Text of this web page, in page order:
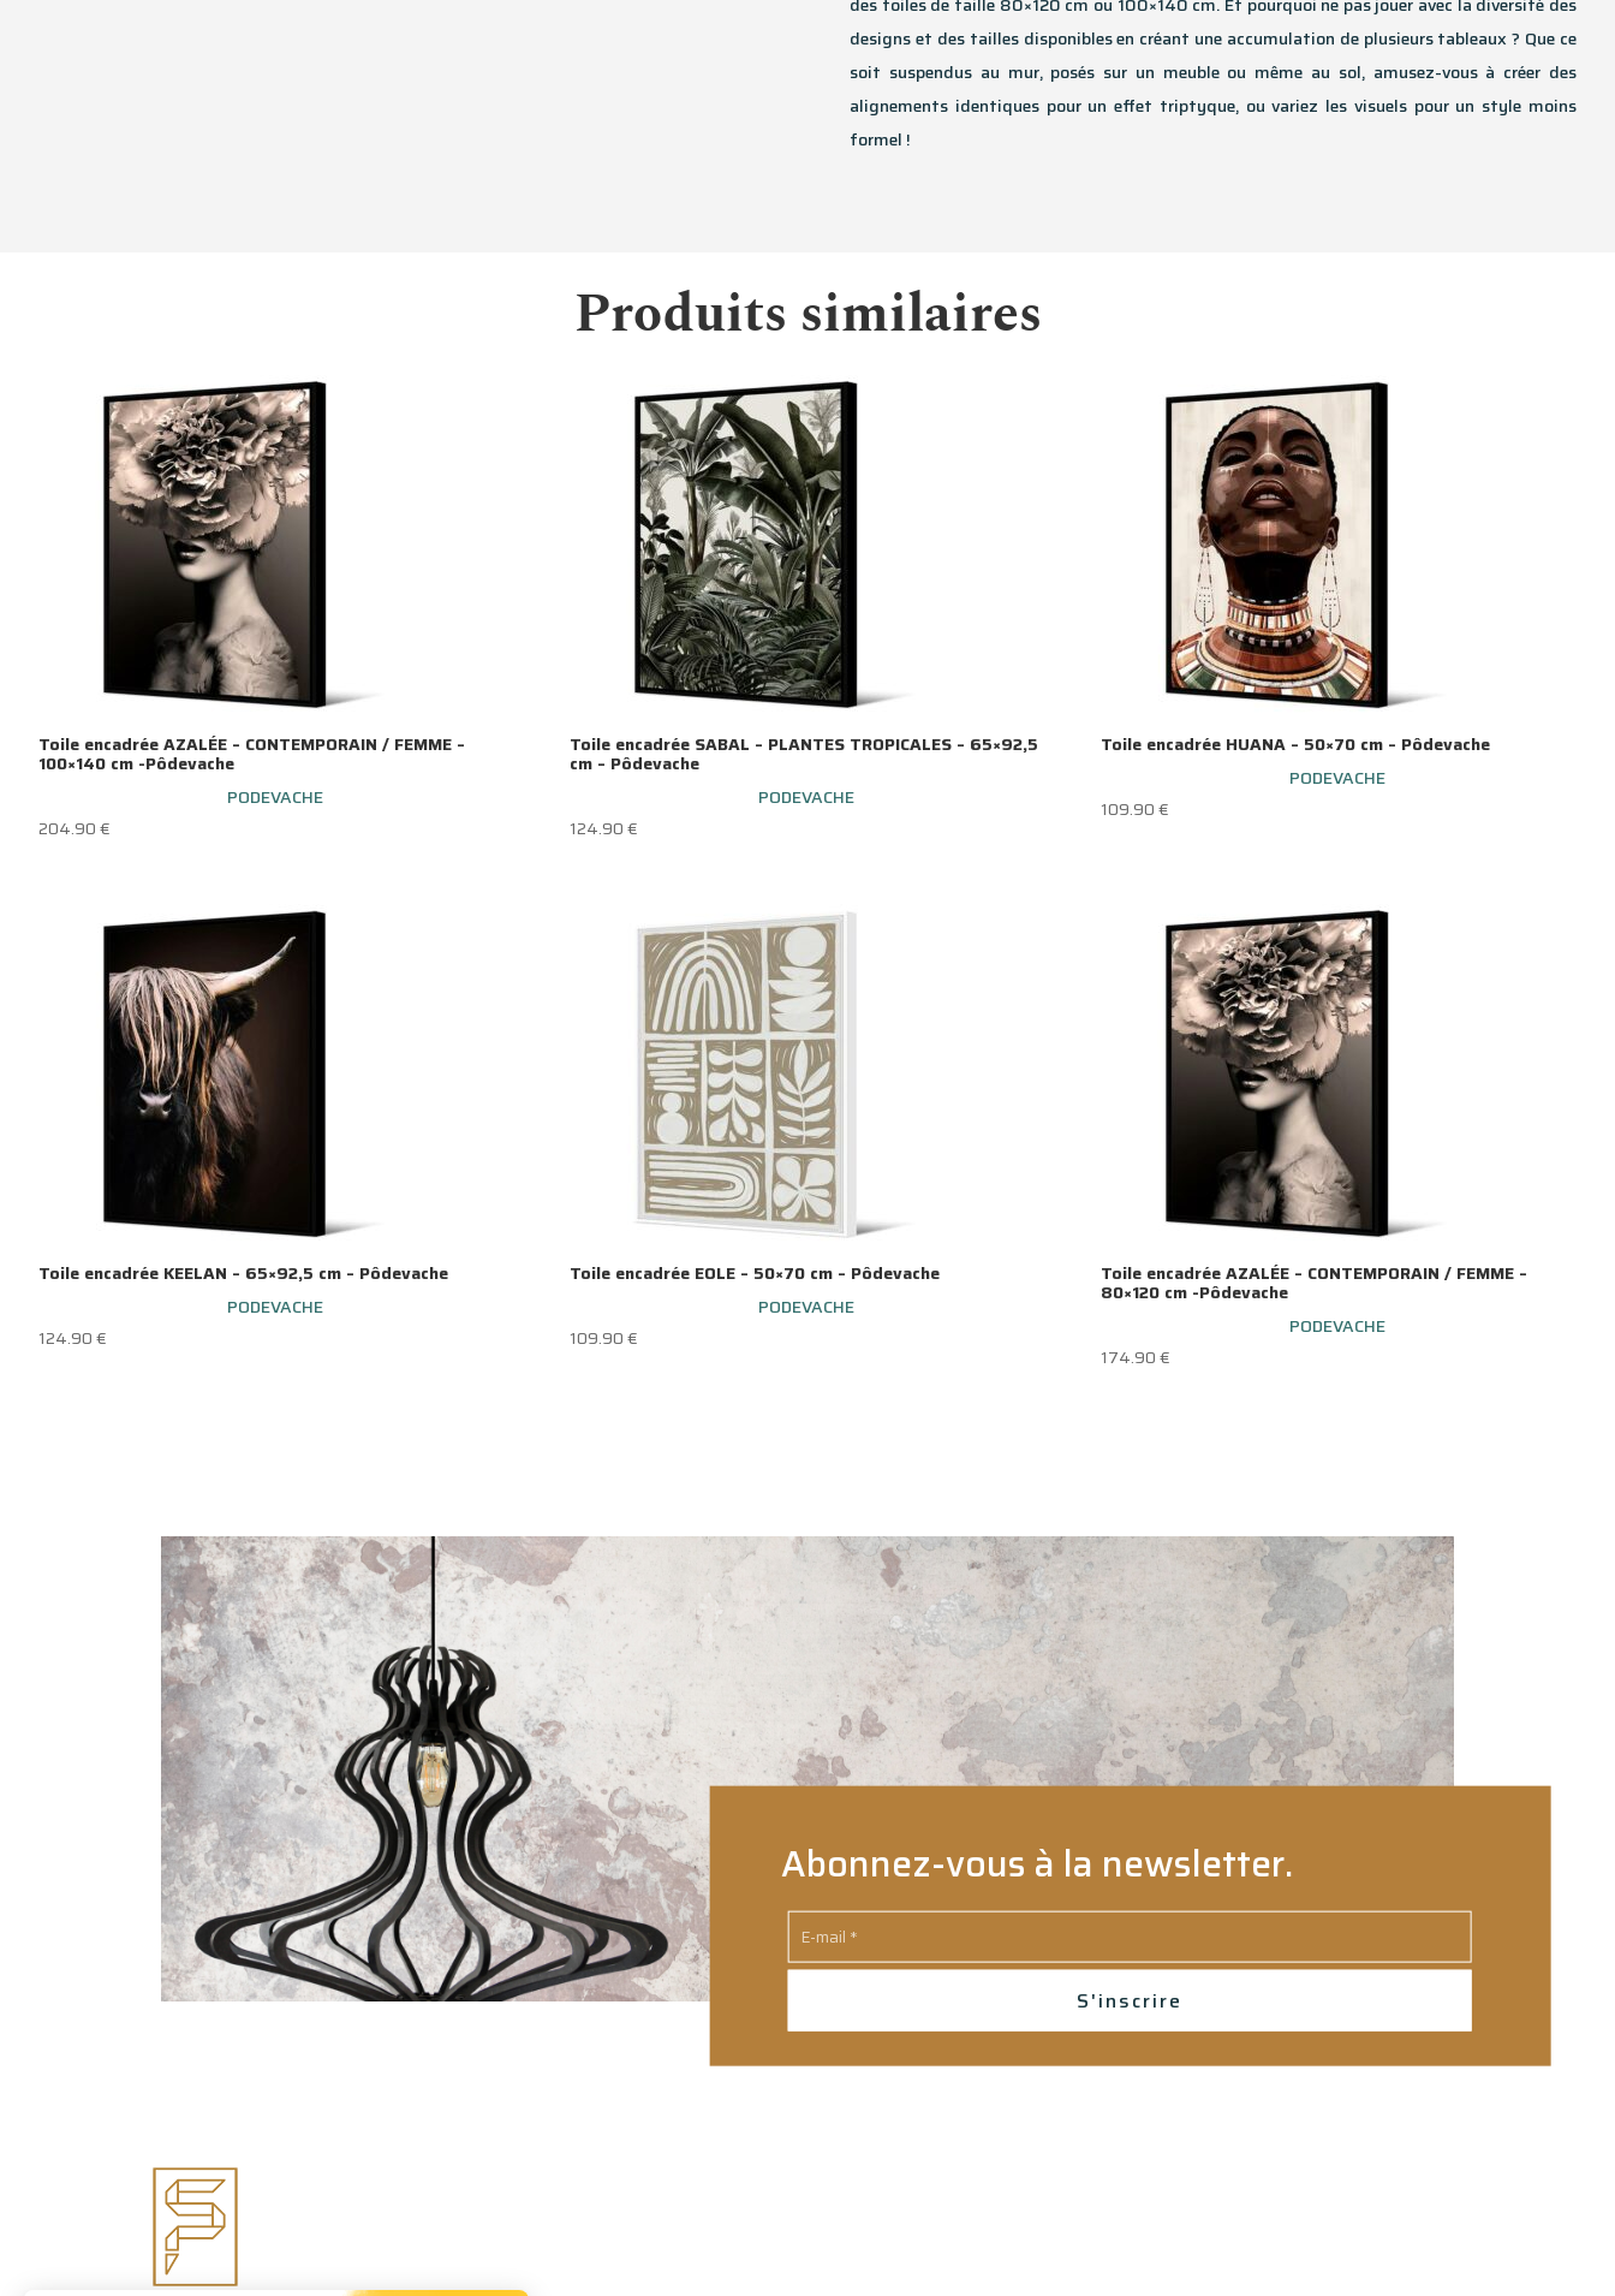
designs et des tailles disponibles en créant une accumulation de plusieurs tableaux ? Que ce
soit suspendus au mur, posés sur un meuble ou même au sol, amusez-vous à créer des
alignements identiques pour un effet triptyque, ou variez les visuels pour un style moins
formel !
Produits similaires
Toile encadrée AZALÉE – CONTEMPORAIN / FEMME –
100×140 cm -Pôdevache
PODEVACHE
204.90€
Toile encadrée SABAL – PLANTES TROPICALES – 65×92,5
cm – Pôdevache
PODEVACHE
124.90€
Toile encadrée HUANA – 50×70 cm – Pôdevache
PODEVACHE
109.90€
Toile encadrée KEELAN – 65×92,5 cm – Pôdevache
PODEVACHE
124.90€
Toile encadrée EOLE – 50×70 cm – Pôdevache
PODEVACHE
109.90€
Toile encadrée AZALÉE – CONTEMPORAIN / FEMME –
80×120 cm -Pôdevache
PODEVACHE
174.90€
Abonnez-vous à la newsletter.
S'inscrire